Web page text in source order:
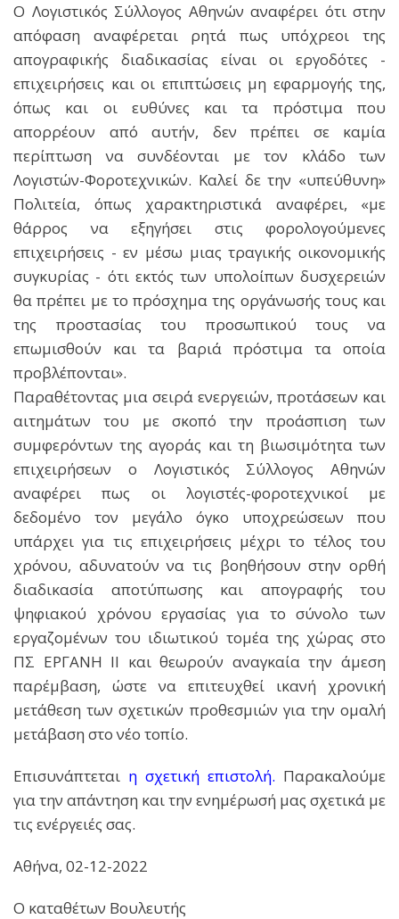
Ο Λογιστικός Σύλλογος Αθηνών αναφέρει ότι στην
απόφαση αναφέρεται ρητά πως υπόχρεοι της
απογραφικής διαδικασίας είναι οι εργοδότες -
επιχειρήσεις και οι επιπτώσεις μη εφαρμογής της,
όπως και οι ευθύνες και τα πρόστιμα που
απορρέουν από αυτήν, δεν πρέπει σε καμία
περίπτωση να συνδέονται με τον κλάδο των
Λογιστών-Φοροτεχνικών. Καλεί δε την «υπεύθυνη»
Πολιτεία, όπως χαρακτηριστικά αναφέρει, «με
θάρρος να εξηγήσει στις φορολογούμενες
επιχειρήσεις - εν μέσω μιας τραγικής οικονομικής
συγκυρίας - ότι εκτός των υπολοίπων δυσχερειών
θα πρέπει με το πρόσχημα της οργάνωσής τους και
της προστασίας του προσωπικού τους να
επωμισθούν και τα βαριά πρόστιμα τα οποία
προβλέπονται».
Παραθέτοντας μια σειρά ενεργειών, προτάσεων και
αιτημάτων του με σκοπό την προάσπιση των
συμφερόντων της αγοράς και τη βιωσιμότητα των
επιχειρήσεων ο Λογιστικός Σύλλογος Αθηνών
αναφέρει πως οι λογιστές-φοροτεχνικοί με
δεδομένο τον μεγάλο όγκο υποχρεώσεων που
υπάρχει για τις επιχειρήσεις μέχρι το τέλος του
χρόνου, αδυνατούν να τις βοηθήσουν στην ορθή
διαδικασία αποτύπωσης και απογραφής του
ψηφιακού χρόνου εργασίας για το σύνολο των
εργαζομένων του ιδιωτικού τομέα της χώρας στο
ΠΣ ΕΡΓΑΝΗ ΙΙ και θεωρούν αναγκαία την άμεση
παρέμβαση, ώστε να επιτευχθεί ικανή χρονική
μετάθεση των σχετικών προθεσμιών για την ομαλή
μετάβαση στο νέο τοπίο.
Επισυνάπτεται η σχετική επιστολή. Παρακαλούμε
για την απάντηση και την ενημέρωσή μας σχετικά με
τις ενέργειές σας.
Αθήνα, 02-12-2022
Ο καταθέτων Βουλευτής